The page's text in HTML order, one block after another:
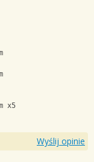
x5
Wyślij opinie